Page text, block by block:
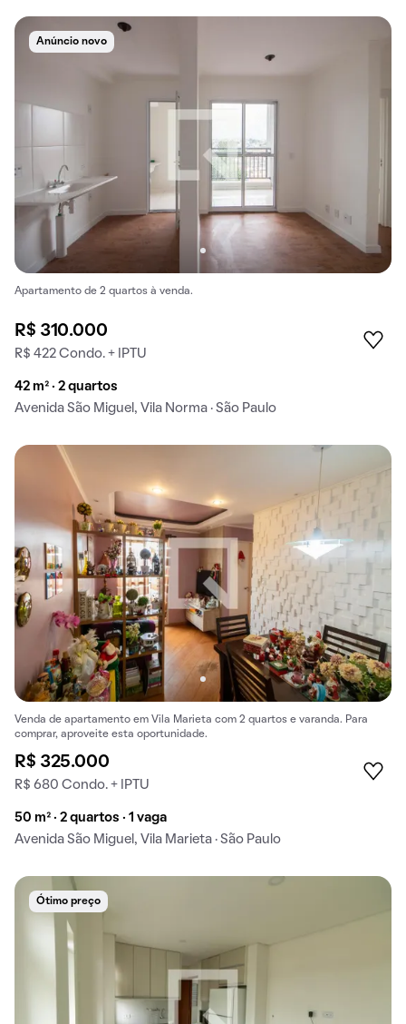
Anúncio novo
Apartamento de 2 quartos à venda.
R$ 310.000
R$ 422 Condo. + IPTU
42 m² · 2 quartos
Avenida São Miguel, Vila Norma · São Paulo
Venda de apartamento em Vila Marieta com 2 quartos e varanda. Para
comprar, aproveite esta oportunidade.
R$ 325.000
R$ 680 Condo. + IPTU
50 m² · 2 quartos · 1 vaga
Avenida São Miguel, Vila Marieta · São Paulo
Ótimo preço